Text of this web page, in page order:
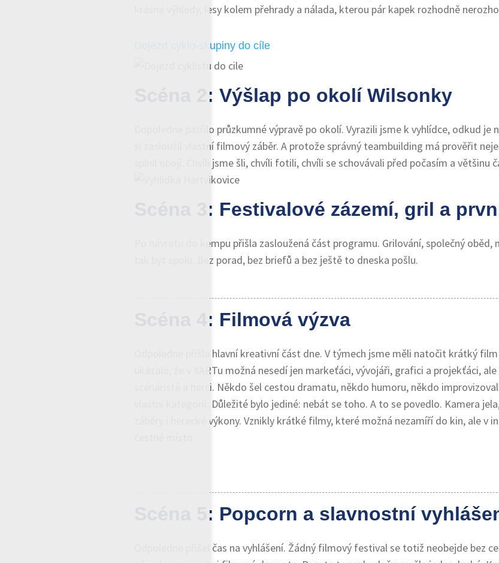
krásné výhledy, lesy kolem přehrady a nálada, kterou pár kapek rozhodně
Dojezd cyklo-skupiny do cíle
Scéna 2: Výšlap po okolí Wilsonky
Dopoledne patřilo průzkumné výpravě po okolí. Vyrazili jsme k vyhlídce, odkud je
si zasloužil vlastní filmový záběr. A protože správný teambuilding má prověřit
splnil obojí. Chvíli jsme šli, chvíli fotili, chvíli se schovávali před počasím a většinu
Scéna 3: Festivalové zázemí, gril a
Po návratu do kempu přišla zasloužená část programu. Grilování, společný
tak být spolu. Bez porad, bez briefů a bez ještě to dneska pošlu.
Scéna 4: Filmová výzva
Odpoledne přišla hlavní kreativní část dne. V týmech jsme měli natočit krátký
ukázalo, že v XARTu možná nesedí jen markeťáci, vývojáři, grafici a projekťáci,
scénáristé a herci. Někdo šel cestou dramatu, někdo humoru, někdo
vlastní kategorii. Důležité bylo jediné: nebát se toho. A to se povedlo. Kamera
záběry i herecké výkony. Vznikly krátké filmy, které možná nezamíří do kin, ale v
Scéna 5: Popcorn a slavnostní
Odpoledne přišel čas na vyhlášení. Žádný filmový festival se totiž neobejde bez